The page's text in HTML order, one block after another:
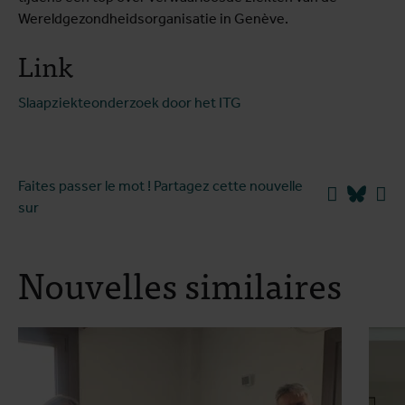
Wereldgezondheidsorganisatie in Genève.
Link
Slaapziekteonderzoek door het ITG
Faites passer le mot ! Partagez cette nouvelle
sur
Facebook
Nouvelles similaires